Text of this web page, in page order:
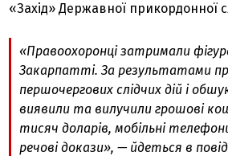
«Захід» Державної прикордонної
«Правоохоронці затримали
Закарпатті. За результатами
першочергових слідчих дій і
виявили та вилучили грошові
тисяч доларів, мобільні
речові докази», — йдеться в